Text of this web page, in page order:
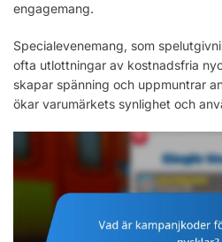
engagemang.
Specialevenemang, som
ofta utlottningar av kostnadsfria
skapar spänning och uppmuntrar
ökar varumärkets synlighet och